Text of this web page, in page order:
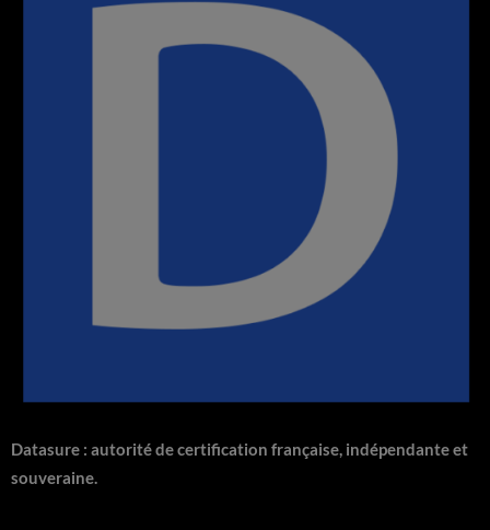
Datasure : autorité de certification française, indépendante et
souveraine.